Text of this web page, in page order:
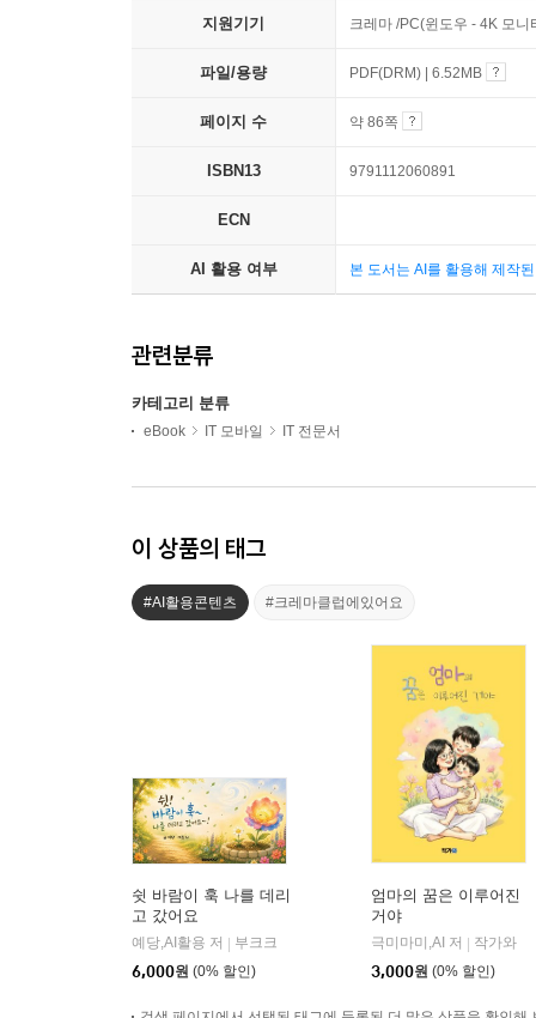
지원기기 크레마 /PC(윈도우 - 4K 모
파일/용량 PDF(DRM) | 6.52MB
페이지 수 약 86쪽
ISBN13 9791112060891
ECN
AI 활용 여부 본 도서는 AI를 활용해 제작
관련분류
카테고리 분류
eBook IT 모바일 IT 전문서
이 상품의 태그
#AI활용콘텐츠 #크레마클럽에있어요
쉿 바람이 훅 나를 데리
고 갔어요
예당,AI활용 저 | 부크크
6,000원 (0% 할인)
엄마의 꿈은 이루어진
거야
극미마미,AI 저 | 작가와
3,000원 (0% 할인)